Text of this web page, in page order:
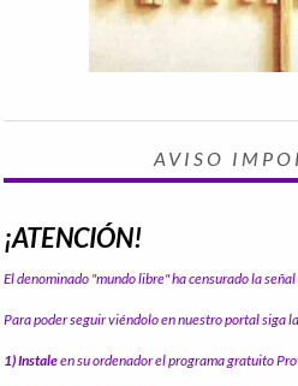
AVISO
¡ATENCIÓN!
El denominado "mundo libre" ha censurado la señal
Para poder seguir viéndolo en nuestro portal siga
1) Instaleen su ordenador el programa gratuito